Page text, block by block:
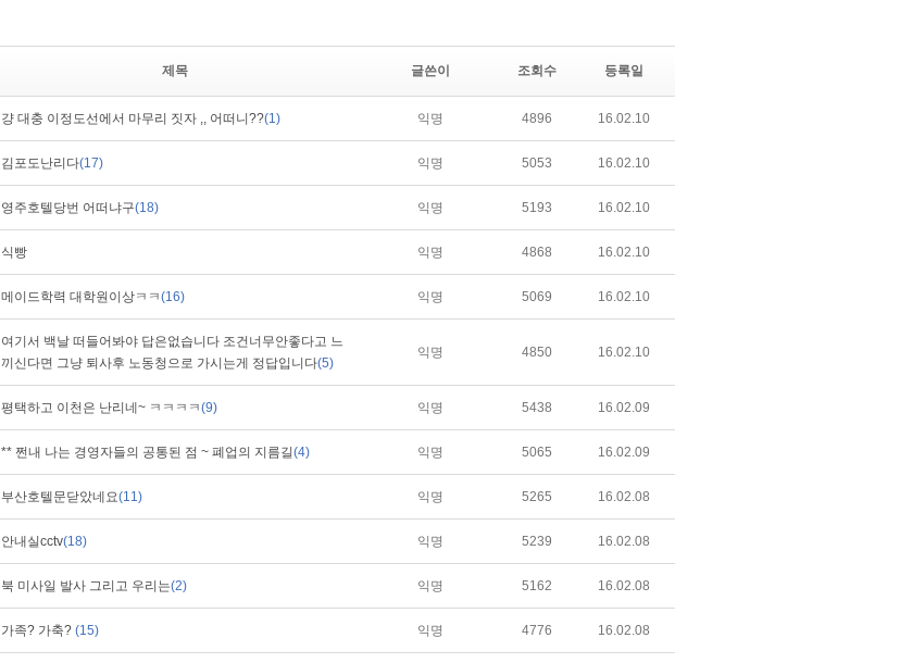
제목 글쓴이 조회수 등록일
걍 대충 이정도선에서 마무리 짓자 ,, 어떠니??(1) 익명 4896 16.02.10
김포도난리다(17) 익명 5053 16.02.10
영주호텔당번 어떠냐구(18) 익명 5193 16.02.10
식빵 익명 4868 16.02.10
메이드학력 대학원이상ㅋㅋ(16) 익명 5069 16.02.10
여기서 백날 떠들어봐야 답은없습니다 조건너무안좋다고 느
끼신다면 그냥 퇴사후 노동청으로 가시는게 정답입니다(5)
익명 4850 16.02.10
평택하고 이천은 난리네~ ㅋㅋㅋㅋ(9) 익명 5438 16.02.09
** 쩐내 나는 경영자들의 공통된 점 ~ 폐업의 지름길(4) 익명 5065 16.02.09
부산호텔문닫았네요(11) 익명 5265 16.02.08
안내실cctv(18) 익명 5239 16.02.08
북 미사일 발사 그리고 우리는(2) 익명 5162 16.02.08
가족? 가축? (15) 익명 4776 16.02.08